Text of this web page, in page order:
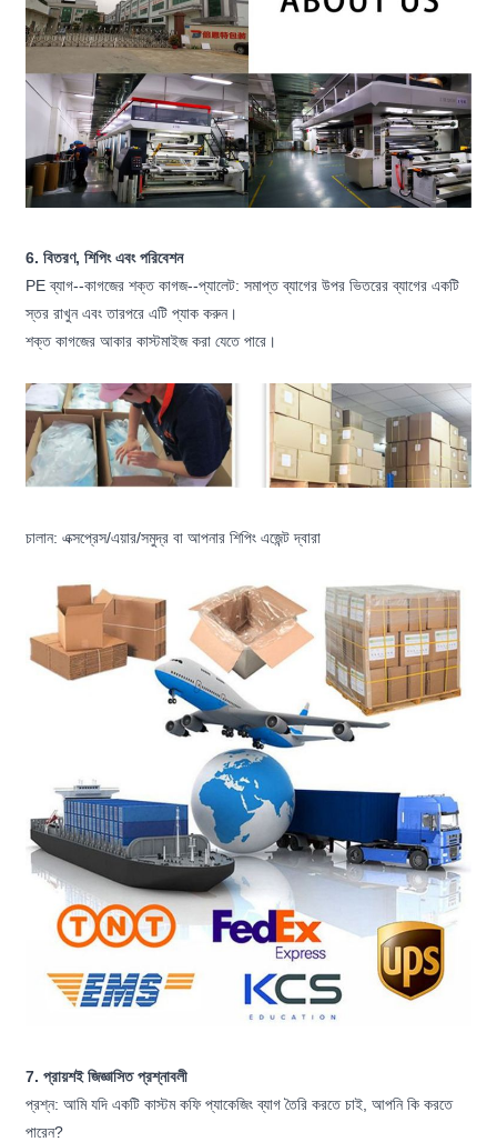
6. বিতরণ, শিপিং এবং পরিবেশন
PE ব্যাগ--কাগজের শক্ত কাগজ--প্যালেট: সমাপ্ত ব্যাগের উপর ভিতরের ব্যাগের একটি
স্তর রাখুন এবং তারপরে এটি প্যাক করুন।
শক্ত কাগজের আকার কাস্টমাইজ করা যেতে পারে।
চালান: এক্সপ্রেস/এয়ার/সমুদ্র বা আপনার শিপিং এজেন্ট দ্বারা
7. প্রায়শই জিজ্ঞাসিত প্রশ্নাবলী
প্রশ্ন: আমি যদি একটি কাস্টম কফি প্যাকেজিং ব্যাগ তৈরি করতে চাই, আপনি কি করতে
পারেন?